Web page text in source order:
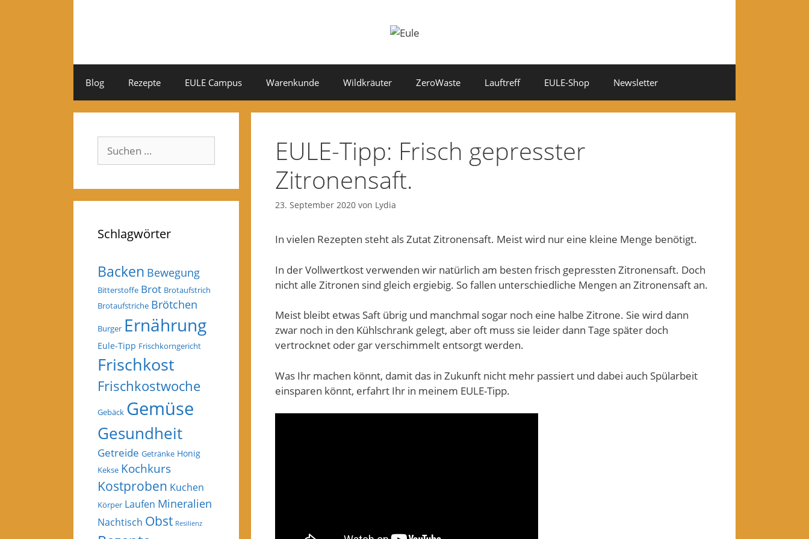
Blog Rezepte EULE Campus Warenkunde Wildkräuter ZeroWaste Lauftreff EULE-Shop Newsletter
EULE-Tipp: Frisch gepresster
Zitronensaft.
23. September 2020 von Lydia
In vielen Rezepten steht als Zutat Zitronensaft. Meist wird nur eine kleine Menge benötigt.
In der Vollwertkost verwenden wir natürlich am besten frisch gepressten Zitronensaft. Doch
nicht alle Zitronen sind gleich ergiebig. So fallen unterschiedliche Mengen an Zitronensaft an.
Meist bleibt etwas Saft übrig und manchmal sogar noch eine halbe Zitrone. Sie wird dann
zwar noch in den Kühlschrank gelegt, aber oft muss sie leider dann Tage später doch
vertrocknet oder gar verschimmelt entsorgt werden.
Was Ihr machen könnt, damit das in Zukunft nicht mehr passiert und dabei auch Spülarbeit
einsparen könnt, erfahrt Ihr in meinem EULE-Tipp.
Suchen
nach:
Schlagwörter
Backen Bewegung
Bitterstoffe Brot Brotaufstrich
Brotaufstriche Brötchen
Burger Ernährung
Eule-Tipp Frischkorngericht
Frischkost
Frischkostwoche
Gebäck Gemüse
Gesundheit
Getreide Getränke Honig
Kekse Kochkurs
Kostproben Kuchen
Körper Laufen Mineralien
Nachtisch Obst Resilienz